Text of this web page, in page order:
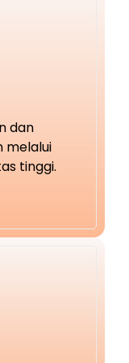
dan
melalui
tinggi.